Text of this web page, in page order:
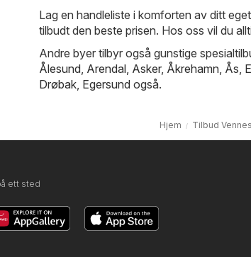
Lag en handleliste i komforten av ditt
tilbudt den beste prisen. Hos oss vil du
Andre byer tilbyr også gunstige
Ålesund Arendal Asker, Åkrehamn Ås
Drøbak Egersund også.
Hjem Tilbud
ett sted